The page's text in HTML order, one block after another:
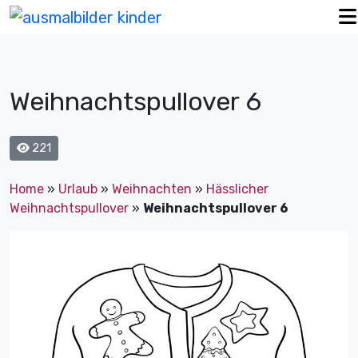
Weihnachtspullover 6
221
Home » Urlaub » Weihnachten » Hässlicher
Weihnachtspullover » Weihnachtspullover 6